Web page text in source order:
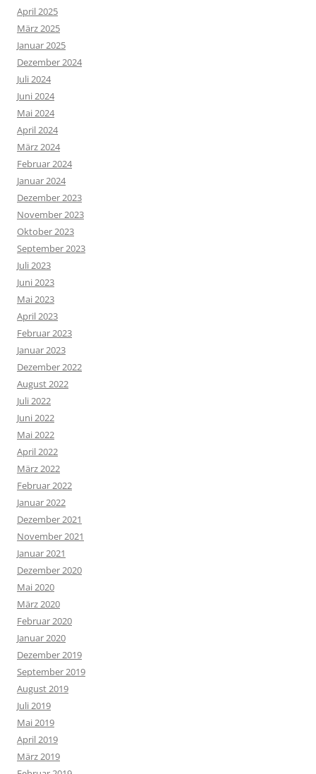
April 2025
März 2025
Januar 2025
Dezember 2024
Juli 2024
Juni 2024
Mai 2024
April 2024
März 2024
Februar 2024
Januar 2024
Dezember 2023
November 2023
Oktober 2023
September 2023
Juli 2023
Juni 2023
Mai 2023
April 2023
Februar 2023
Januar 2023
Dezember 2022
August 2022
Juli 2022
Juni 2022
Mai 2022
April 2022
März 2022
Februar 2022
Januar 2022
Dezember 2021
November 2021
Januar 2021
Dezember 2020
Mai 2020
März 2020
Februar 2020
Januar 2020
Dezember 2019
September 2019
August 2019
Juli 2019
Mai 2019
April 2019
März 2019